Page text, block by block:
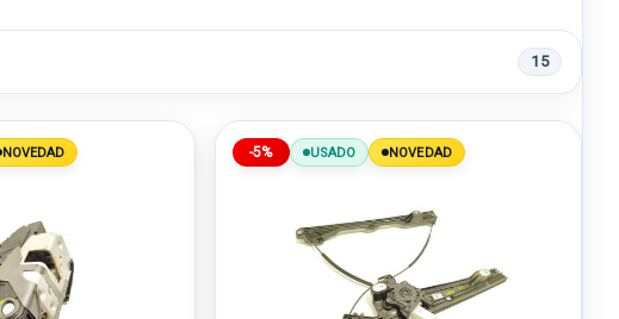
15
NOVEDAD -5% USADO NOVEDAD